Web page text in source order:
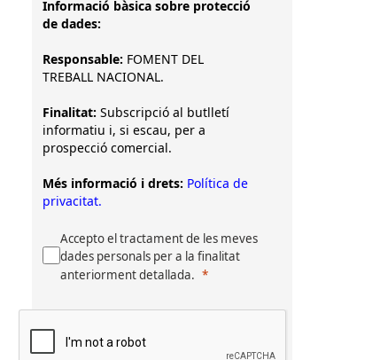
Informació bàsica sobre protecció
de dades:
Responsable: FOMENT DEL
TREBALL NACIONAL.
Finalitat: Subscripció al butlletí
informatiu i, si escau, per a
prospecció comercial.
Més informació i drets: Política de
privacitat.
Accepto el tractament de les meves
dades personals per a la finalitat
anteriorment detallada.